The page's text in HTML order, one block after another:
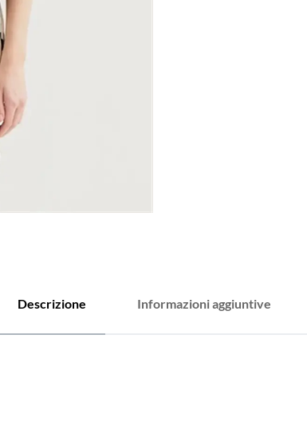
Descrizione Informazioni aggiuntive